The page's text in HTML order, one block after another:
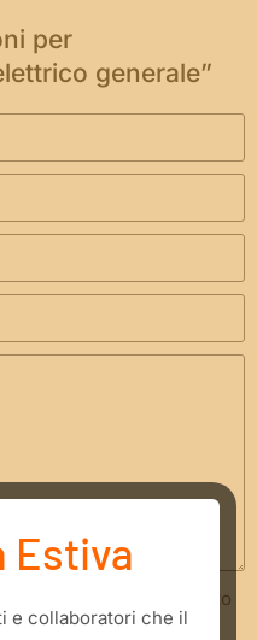
per
generale”
trattati secondo quanto
Estiva
e collaboratori che il